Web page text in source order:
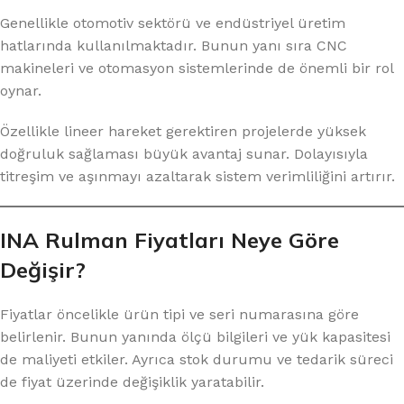
Genellikle otomotiv sektörü ve endüstriyel üretim
hatlarında kullanılmaktadır. Bunun yanı sıra CNC
makineleri ve otomasyon sistemlerinde de önemli bir rol
oynar.
Özellikle lineer hareket gerektiren projelerde yüksek
doğruluk sağlaması büyük avantaj sunar. Dolayısıyla
titreşim ve aşınmayı azaltarak sistem verimliliğini artırır.
INA Rulman Fiyatları Neye Göre
Değişir?
Fiyatlar öncelikle ürün tipi ve seri numarasına göre
belirlenir. Bunun yanında ölçü bilgileri ve yük kapasitesi
de maliyeti etkiler. Ayrıca stok durumu ve tedarik süreci
de fiyat üzerinde değişiklik yaratabilir.